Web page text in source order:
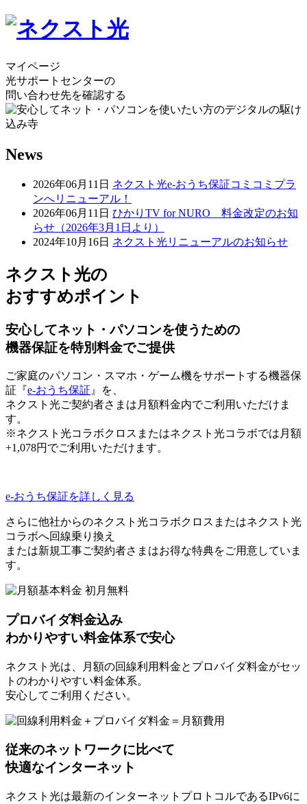
マイページ
光サポートセンターの
問い合わせ先を確認する
News
2026年06月11日 ネクスト光e-おうち保証コミコミプラ
ンへリニューアル！
2026年06月11日 ひかりTV for NURO 料金改定のお知
らせ（2026年3月1日より）
2024年10月16日 ネクスト光リニューアルのお知らせ
ネクスト光の
おすすめポイント
安心してネット・パソコンを使うための
機器保証を特別料金でご提供
ご家庭のパソコン・スマホ・ゲーム機をサポートする機器保
証『e-おうち保証 』を、
ネクスト光ご契約者さまは月額料金内でご利用いただけま
す。
※ネクスト光コラボクロスまたはネクスト光コラボでは月額
+1,078円でご利用いただけます。
e-おうち保証を詳しく見る
さらに他社からのネクスト光コラボクロスまたはネクスト光
コラボへ回線乗り換え
または新規工事ご契約者さまはお得な特典をご用意していま
す。
プロバイダ料金込み
わかりやすい料金体系で安心
ネクスト光は、月額の回線利用料金とプロバイダ料金がセッ
トのわかりやすい料金体系。
安心してご利用ください。
従来のネットワークに比べて
快適なインターネット
ネクスト光は最新のインターネットプロトコルであるIPv6に